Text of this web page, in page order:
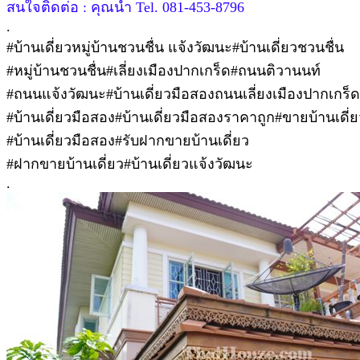
สนใจติดต่อ : คุณน้ำ Tel. 081-453-8796
.
#บ้านเดี่ยวหมู่บ้านชวนชื่น แจ้งวัฒนะ#บ้านเดี่ยวชวนชื่น
#หมู่บ้านชวนชื่น#เลี่ยงเมืองปากเกร็ด#ถนนติวานนท์
#ถนนแจ้งวัฒนะ#บ้านเดี่ยวมือสองถนนเลี่ยงเมืองปากเกร็ด
#บ้านเดี่ยวมือสอง#บ้านเดี่ยวมือสองราคาถูก#ขายบ้านเดี่
#บ้านเดี่ยวมือสอง#รับฝากขายบ้านเดี่ยว
#ฝากขายบ้านเดี่ยว#บ้านเดี่ยวแจ้งวัฒนะ
.